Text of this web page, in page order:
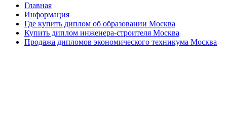
Главная
Информация
Где купить диплом об образовании Москва
Купить диплом инженера-строителя Москва
Продажа дипломов экономического техникума Москва